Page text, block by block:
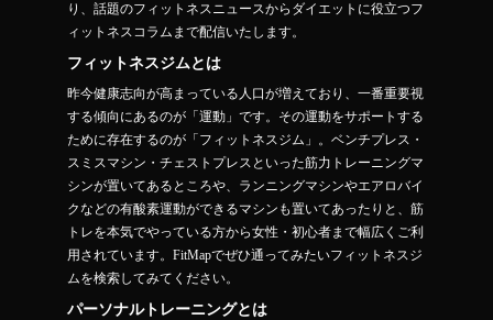
り、話題のフィットネスニュースからダイエットに役立つフ
ィットネスコラムまで配信いたします。
フィットネスジムとは
昨今健康志向が高まっている人口が増えており、一番重要視
する傾向にあるのが「運動」です。その運動をサポートする
ために存在するのが「フィットネスジム」。ベンチプレス・
スミスマシン・チェストプレスといった筋力トレーニングマ
シンが置いてあるところや、ランニングマシンやエアロバイ
クなどの有酸素運動ができるマシンも置いてあったりと、筋
トレを本気でやっている方から女性・初心者まで幅広くご利
用されています。FitMapでぜひ通ってみたいフィットネスジ
ムを検索してみてください。
パーソナルトレーニングとは